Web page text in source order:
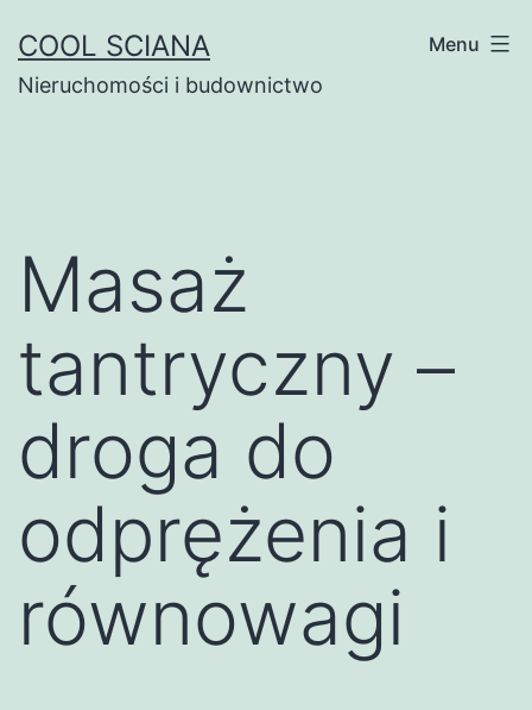
do
treści
COOL SCIANA
Nieruchomości i budownictwo
Menu
Masaż
tantryczny –
droga do
odprężenia i
równowagi